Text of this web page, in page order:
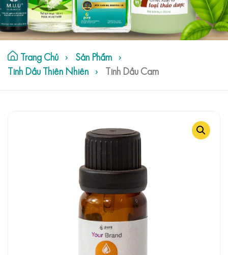
Trang Chủ
Sản Phẩm
Tinh Dầu Thiên Nhiên
Tinh Dầu Cam